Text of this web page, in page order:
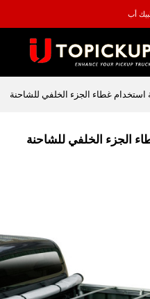
أب
استخدام غطاء الجزء الخلفي للشاحنة
الجزء الخلفي للشاحنة